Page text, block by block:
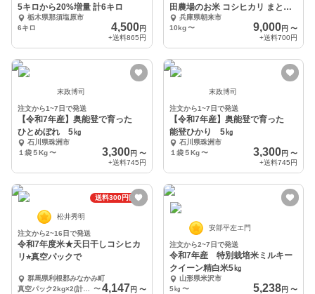
5キロから20%増量 計6キロ
栃木県那須塩原市
6キロ
4,500円
+送料865円
田農場のお米 コシヒカリ まとめ
買いサイズ
兵庫県朝来市
10kg 〜 9,000円 〜
+送料700円
末政博司
注文から1~7日で発送
【令和7年産】奥能登で育った
ひとめぼれ 5㎏
石川県珠洲市
１袋５Kg〜 3,300円 〜
+送料745円
末政博司
注文から1~7日で発送
【令和7年産】奥能登で育った
能登ひかり 5㎏
石川県珠洲市
１袋５Kg 〜 3,300円 〜
+送料745円
送料300円割引
松井秀明
注文から2~16日で発送
令和7年度米★天日干しコシヒカ
リ⭐︎真空パックで
群馬県利根郡みなかみ町
〜 4,147 円 〜
安部平左エ門
注文から2~7日で発送
令和7年産 特別栽培米ミルキー
クイーン精白米5㎏
山形県米沢市
5㎏ 〜 5,238円 〜